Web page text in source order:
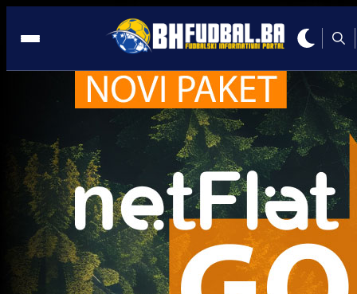
Novi Pazar/2
Trenutno nema novosti za navedeni tag.
Najčitanije Najnovije
A Selekcija
Sve je gotovo: Edin Džeko donio
odluku, evo gdje nastavlja